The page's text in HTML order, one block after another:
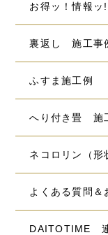
お得ッ！情報ッ
裏返し 施工事
ふすま施工例
へり付き畳 施
ネコロリン（形
よくある質問＆
DAITOTIME